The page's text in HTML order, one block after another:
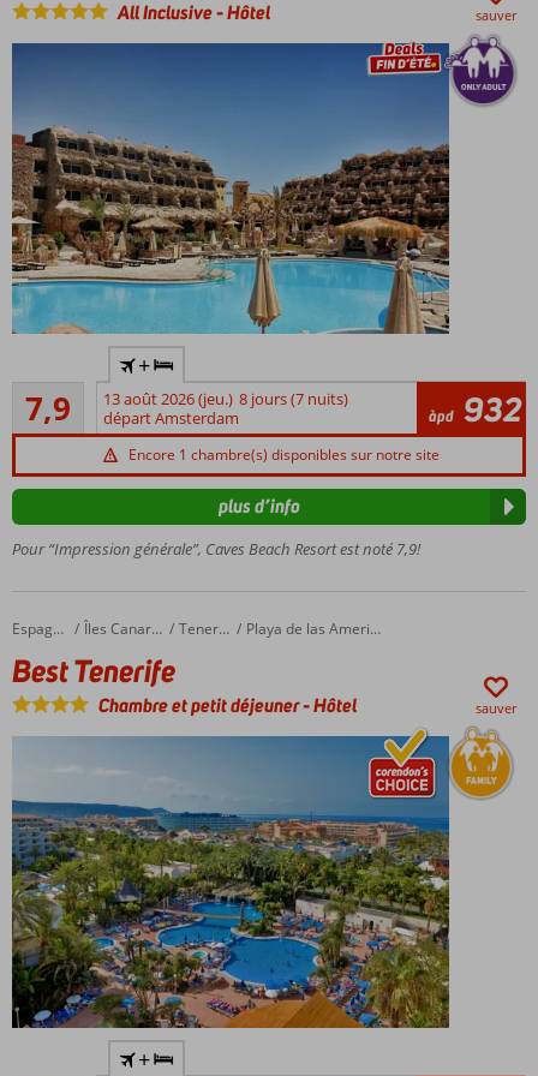
All Inclusive-Hôtel sauver
seulement
: âge
minimum
16 ans
Chambres
dans le
style
d'une
Un
délicieux
de Spa
7,9
Bon
99
commentaires
+
13 août 2026 (jeu.) 8 jours (7 nuits)
départ Amsterdam
àpd 932
Encore 1 chambre(s) disponibles sur notre site
Pour “Impression générale”, Caves Beach Resort est noté 7,9!
plus d’info
Accueil Espagne Îles Canaries Tenerife Playa de las Americas
Best Tenerife
Best Tenerife
Chambre et petit déjeuner-Hôtel sauver
Magnifique
+